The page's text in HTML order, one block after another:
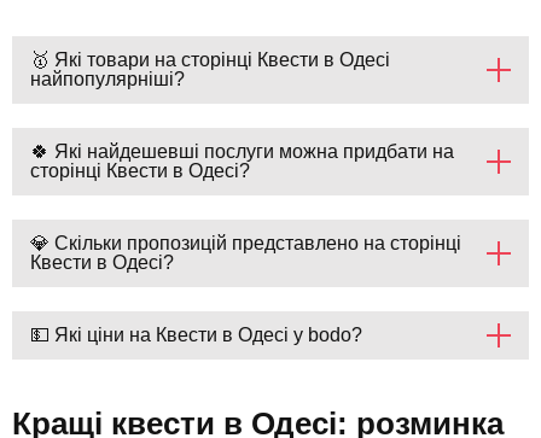
🥇 Які товари на сторінці Квести в Одесі
найпопулярніші?
🍀 Які найдешевші послуги можна придбати на
сторінці Квести в Одесі?
💎 Скільки пропозицій представлено на сторінці
Квести в Одесі?
💵 Які ціни на Квести в Одесі у bodo?
Кращі квести в Одесі: розминка